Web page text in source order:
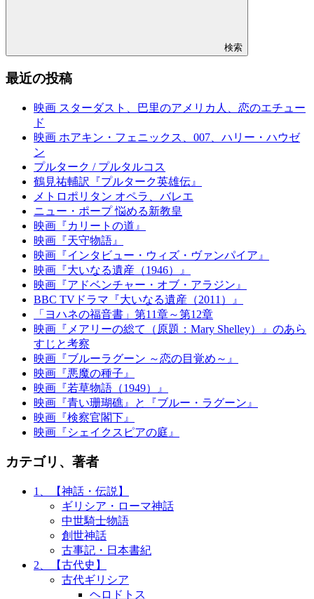
検索
最近の投稿
映画 スターダスト、巴里のアメリカ人、恋のエチュー
ド
映画 ホアキン・フェニックス、007、ハリー・ハウゼ
ン
プルターク / プルタルコス
鶴見祐輔訳『プルターク英雄伝』
メトロポリタン オペラ、バレエ
ニュー・ポープ 悩める新教皇
映画『カリートの道』
映画『天守物語』
映画『インタビュー・ウィズ・ヴァンパイア』
映画『大いなる遺産（1946）』
映画『アドベンチャー・オブ・アラジン』
BBC TVドラマ『大いなる遺産（2011）』
「ヨハネの福音書」第11章～第12章
映画『メアリーの総て（原題：Mary Shelley）』のあら
すじと考察
映画『ブルーラグーン ～恋の目覚め～』
映画『悪魔の種子』
映画『若草物語（1949）』
映画『青い珊瑚礁』と『ブルー・ラグーン』
映画『検察官閣下』
映画『シェイクスピアの庭』
カテゴリ、著者
1、【神話・伝説】
ギリシア・ローマ神話
中世騎士物語
創世神話
古事記・日本書紀
2、【古代史】
古代ギリシア
ヘロドトス